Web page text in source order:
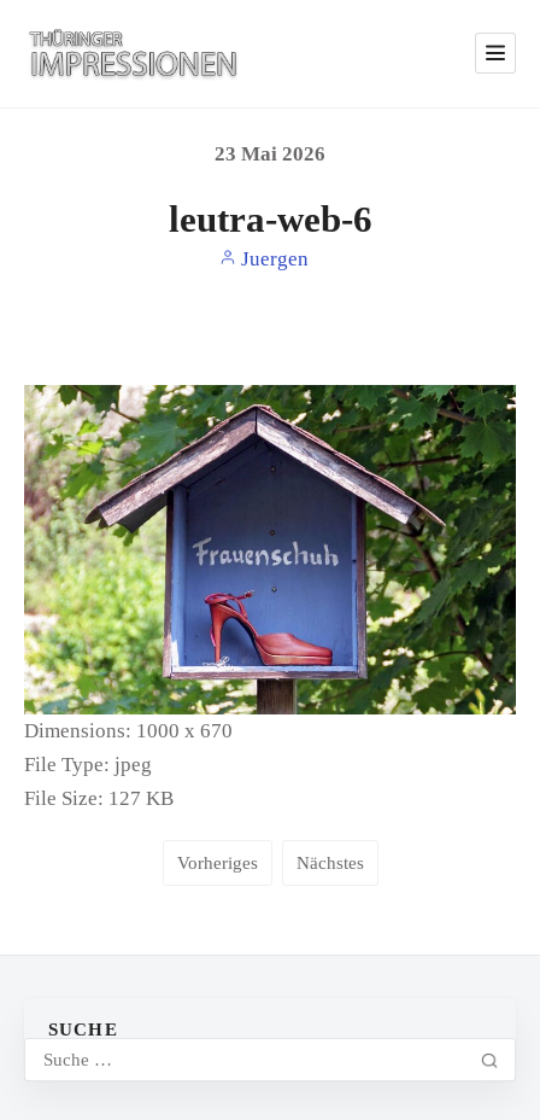
23 Mai 2026
leutra-web-6
Juergen
Dimensions: 1000 x 670
File Type: jpeg
File Size: 127 KB
Vorheriges Nächstes
SUCHE